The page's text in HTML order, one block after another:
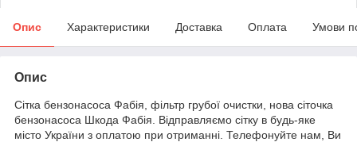
Опис Характеристики Доставка Оплата Умови
Опис
Сітка бензонасоса Фабія, фільтр грубої очистки, нова сіточка
бензонасоса Шкода Фабія. Відправляємо сітку в будь-яке
місто України з оплатою при отриманні. Телефонуйте нам, Ви